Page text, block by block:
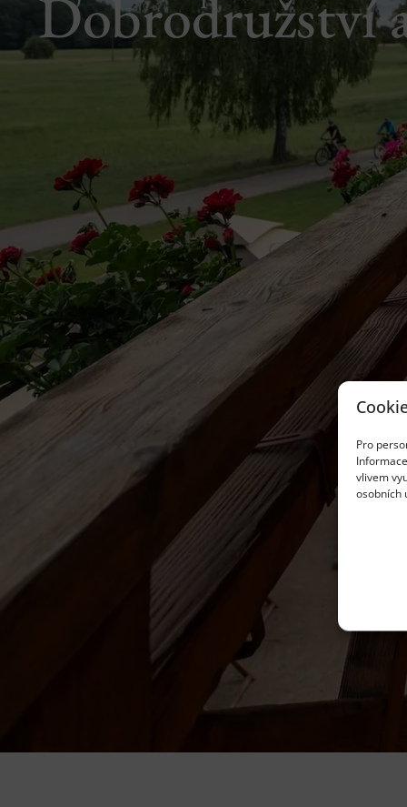
Pro
vlivem
osobních
Dobrodružství